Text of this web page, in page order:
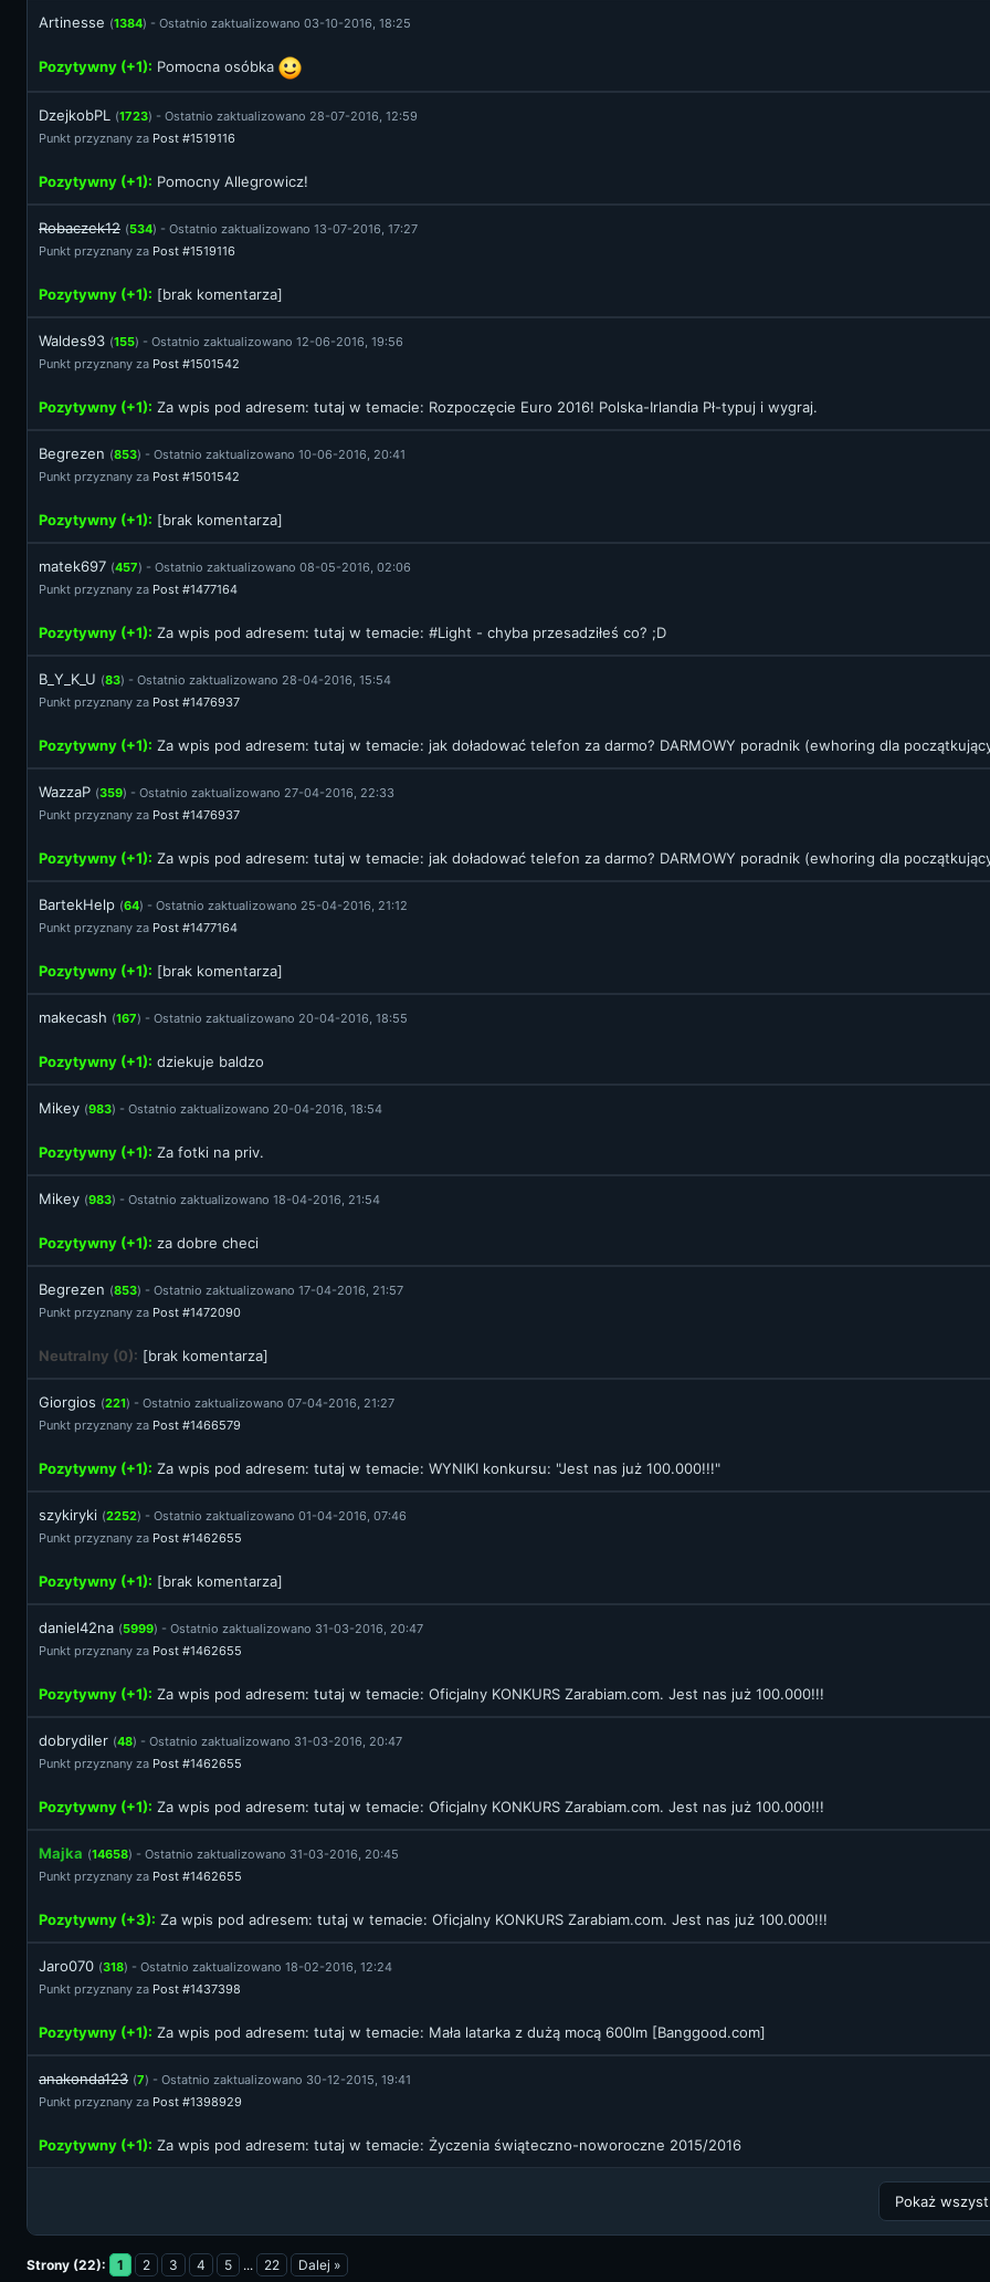
Artinesse (1384) - Ostatnio zaktualizowano 03-10-2016, 18:25
Pozytywny (+1): Pomocna osóbka
DzejkobPL (1723) - Ostatnio zaktualizowano 28-07-2016, 12:59
Punkt przyznany za Post #1519116
Pozytywny (+1): Pomocny Allegrowicz!
Robaczek12 (534) - Ostatnio zaktualizowano 13-07-2016, 17:27
Punkt przyznany za Post #1519116
Pozytywny (+1): [brak komentarza]
Waldes93 (155) - Ostatnio zaktualizowano 12-06-2016, 19:56
Punkt przyznany za Post #1501542
Pozytywny (+1): Za wpis pod adresem: tutaj w temacie: Rozpoczęcie Euro 2016! Polska-Irlandia Pł-typuj i wygraj.
Begrezen (853) - Ostatnio zaktualizowano 10-06-2016, 20:41
Punkt przyznany za Post #1501542
Pozytywny (+1): [brak komentarza]
matek697 (457) - Ostatnio zaktualizowano 08-05-2016, 02:06
Punkt przyznany za Post #1477164
Pozytywny (+1): Za wpis pod adresem: tutaj w temacie: #Light - chyba przesadziłeś co? ;D
B_Y_K_U (83) - Ostatnio zaktualizowano 28-04-2016, 15:54
Punkt przyznany za Post #1476937
Pozytywny (+1): Za wpis pod adresem: tutaj w temacie: jak doładować telefon za darmo? DARMOWY poradnik (ewhoring dla
WazzaP (359) - Ostatnio zaktualizowano 27-04-2016, 22:33
Punkt przyznany za Post #1476937
Pozytywny (+1): Za wpis pod adresem: tutaj w temacie: jak doładować telefon za darmo? DARMOWY poradnik (ewhoring dla
BartekHelp (64) - Ostatnio zaktualizowano 25-04-2016, 21:12
Punkt przyznany za Post #1477164
Pozytywny (+1): [brak komentarza]
makecash (167) - Ostatnio zaktualizowano 20-04-2016, 18:55
Pozytywny (+1): dziekuje baldzo
Mikey (983) - Ostatnio zaktualizowano 20-04-2016, 18:54
Pozytywny (+1): Za fotki na priv.
Mikey (983) - Ostatnio zaktualizowano 18-04-2016, 21:54
Pozytywny (+1): za dobre checi
Begrezen (853) - Ostatnio zaktualizowano 17-04-2016, 21:57
Punkt przyznany za Post #1472090
Neutralny (0): [brak komentarza]
Giorgios (221) - Ostatnio zaktualizowano 07-04-2016, 21:27
Punkt przyznany za Post #1466579
Pozytywny (+1): Za wpis pod adresem: tutaj w temacie: WYNIKI konkursu: "Jest nas już 100.000!!!"
szykiryki (2252) - Ostatnio zaktualizowano 01-04-2016, 07:46
Punkt przyznany za Post #1462655
Pozytywny (+1): [brak komentarza]
daniel42na (5999) - Ostatnio zaktualizowano 31-03-2016, 20:47
Punkt przyznany za Post #1462655
Pozytywny (+1): Za wpis pod adresem: tutaj w temacie: Oficjalny KONKURS Zarabiam.com. Jest nas już 100.000!!!
dobrydiler (48) - Ostatnio zaktualizowano 31-03-2016, 20:47
Punkt przyznany za Post #1462655
Pozytywny (+1): Za wpis pod adresem: tutaj w temacie: Oficjalny KONKURS Zarabiam.com. Jest nas już 100.000!!!
Majka (14658) - Ostatnio zaktualizowano 31-03-2016, 20:45
Punkt przyznany za Post #1462655
Pozytywny (+3): Za wpis pod adresem: tutaj w temacie: Oficjalny KONKURS Zarabiam.com. Jest nas już 100.000!!!
Jaro070 (318) - Ostatnio zaktualizowano 18-02-2016, 12:24
Punkt przyznany za Post #1437398
Pozytywny (+1): Za wpis pod adresem: tutaj w temacie: Mała latarka z dużą mocą 600lm [Banggood.com]
anakonda123 (7) - Ostatnio zaktualizowano 30-12-2015, 19:41
Punkt przyznany za Post #1398929
Pozytywny (+1): Za wpis pod adresem: tutaj w temacie: Życzenia świąteczno-noworoczne 2015/2016
Strony (22): 1 2 3 4 5 ... 22 Dalej »